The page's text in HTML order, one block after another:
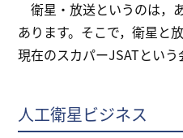
衛星・放送というのは，
あります。そこで，衛星と
現在のスカパーJSATという
人工衛星ビジネス